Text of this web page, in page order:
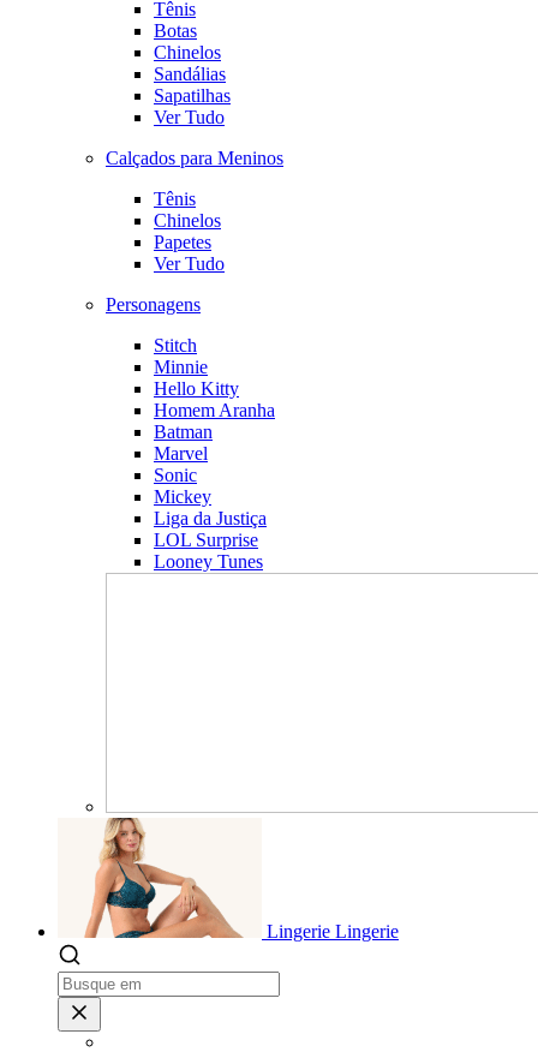
Tênis
Botas
Chinelos
Sandálias
Sapatilhas
Ver Tudo
Calçados para Meninos
Tênis
Chinelos
Papetes
Ver Tudo
Personagens
Stitch
Minnie
Hello Kitty
Homem Aranha
Batman
Marvel
Sonic
Mickey
Liga da Justiça
LOL Surprise
Looney Tunes
Lingerie Lingerie